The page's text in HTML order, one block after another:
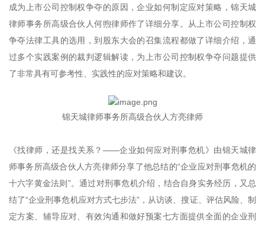
成为上市公司控制权争夺的原因，企业如何制定应对策略，锦天城
律师事务所高级合伙人何煦律师作了详细分享。从上市公司控制权
争夺法律工具的选用，到股东大会的召集流程都做了详细介绍，通
过多个实践案例的裁判逻辑解读，为上市公司控制权争夺问题提供
了非常具有可参考性、实践性的应对策略和建议。
锦天城律师事务所高级合伙人方亮律师
《找律师，还是找关系？——企业如何应对刑事危机》由锦天城律
师事务所高级合伙人方亮律师分享了他总结的“企业应对刑事危机的
十六字黄金法则”。通过对刑事危机介绍，结合自身实务经历，又总
结了“企业刑事危机应对方式七步法”，从访谈、搜证、评估风险、制
定方案、辅导应对、有效沟通和做好预案七方面提供全面的企业刑